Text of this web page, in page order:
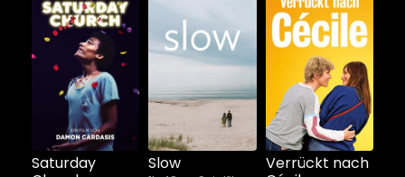
Saturday
Schauen Sie
ab$5.90
Slow
Verrückt nach